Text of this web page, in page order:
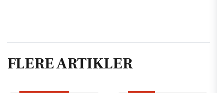
FLERE ARTIKLER